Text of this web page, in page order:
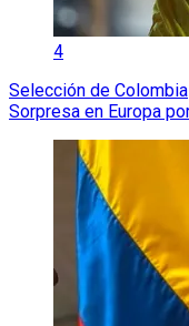
4
Selección de Colombia
Sorpresa en Europa